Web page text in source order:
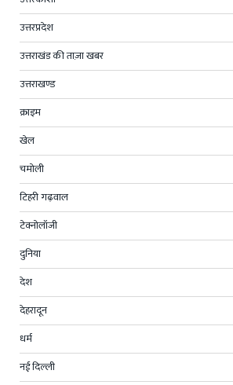
उत्तरप्रदेश
उत्तराखंड की ताज़ा खबर
उत्तराखण्ड
क्राइम
खेल
चमोली
टिहरी गढ़वाल
टेक्नोलॉजी
दुनिया
देश
देहरादून
धर्म
नई दिल्ली